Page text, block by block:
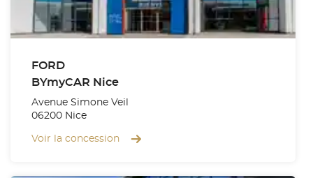
FORD
BYmyCAR Nice
Avenue Simone Veil
06200 Nice
Voir la concession